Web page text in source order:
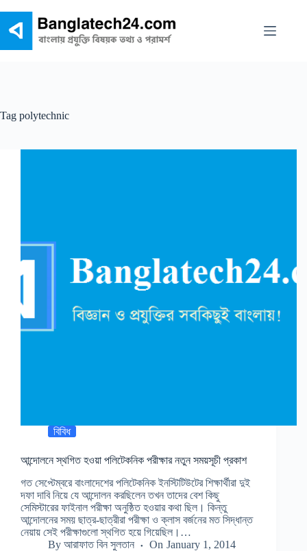
content
Tag polytechnic
বিবিধ
আন্দোলনে স্থগিত হওয়া পলিটেকনিক পরীক্ষার নতুন সময়সূচী প্রকাশ
গত সেপ্টেম্বরে বাংলাদেশের পলিটেকনিক ইনস্টিটিউটের শিক্ষার্থীরা দুই
দফা দাবি নিয়ে যে আন্দোলন করছিলেন তখন তাদের বেশ কিছু
সেমিস্টারের ফাইনাল পরীক্ষা অনুষ্ঠিত হওয়ার কথা ছিল। কিন্তু
আন্দোলনের সময় ছাত্র-ছাত্রীরা পরীক্ষা ও ক্লাস বর্জনের মত সিদ্ধান্ত
নেয়ায় সেই পরীক্ষাগুলো স্থগিত হয়ে গিয়েছিল।…
By আরাফাত বিন সুলতান On January 1, 2014